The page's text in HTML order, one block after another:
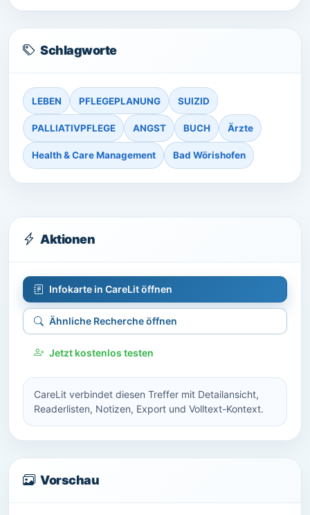
Schlagworte
LEBEN PFLEGEPLANUNG SUIZID
PALLIATIVPFLEGE ANGST BUCH Ärzte
Health & Care Management Bad Wörishofen
Aktionen
Infokarte in CareLit öffnen
Ähnliche Recherche öffnen
Jetzt kostenlos testen
CareLit verbindet diesen Treffer mit Detailansicht,
Readerlisten, Notizen, Export und Volltext-Kontext.
Vorschau